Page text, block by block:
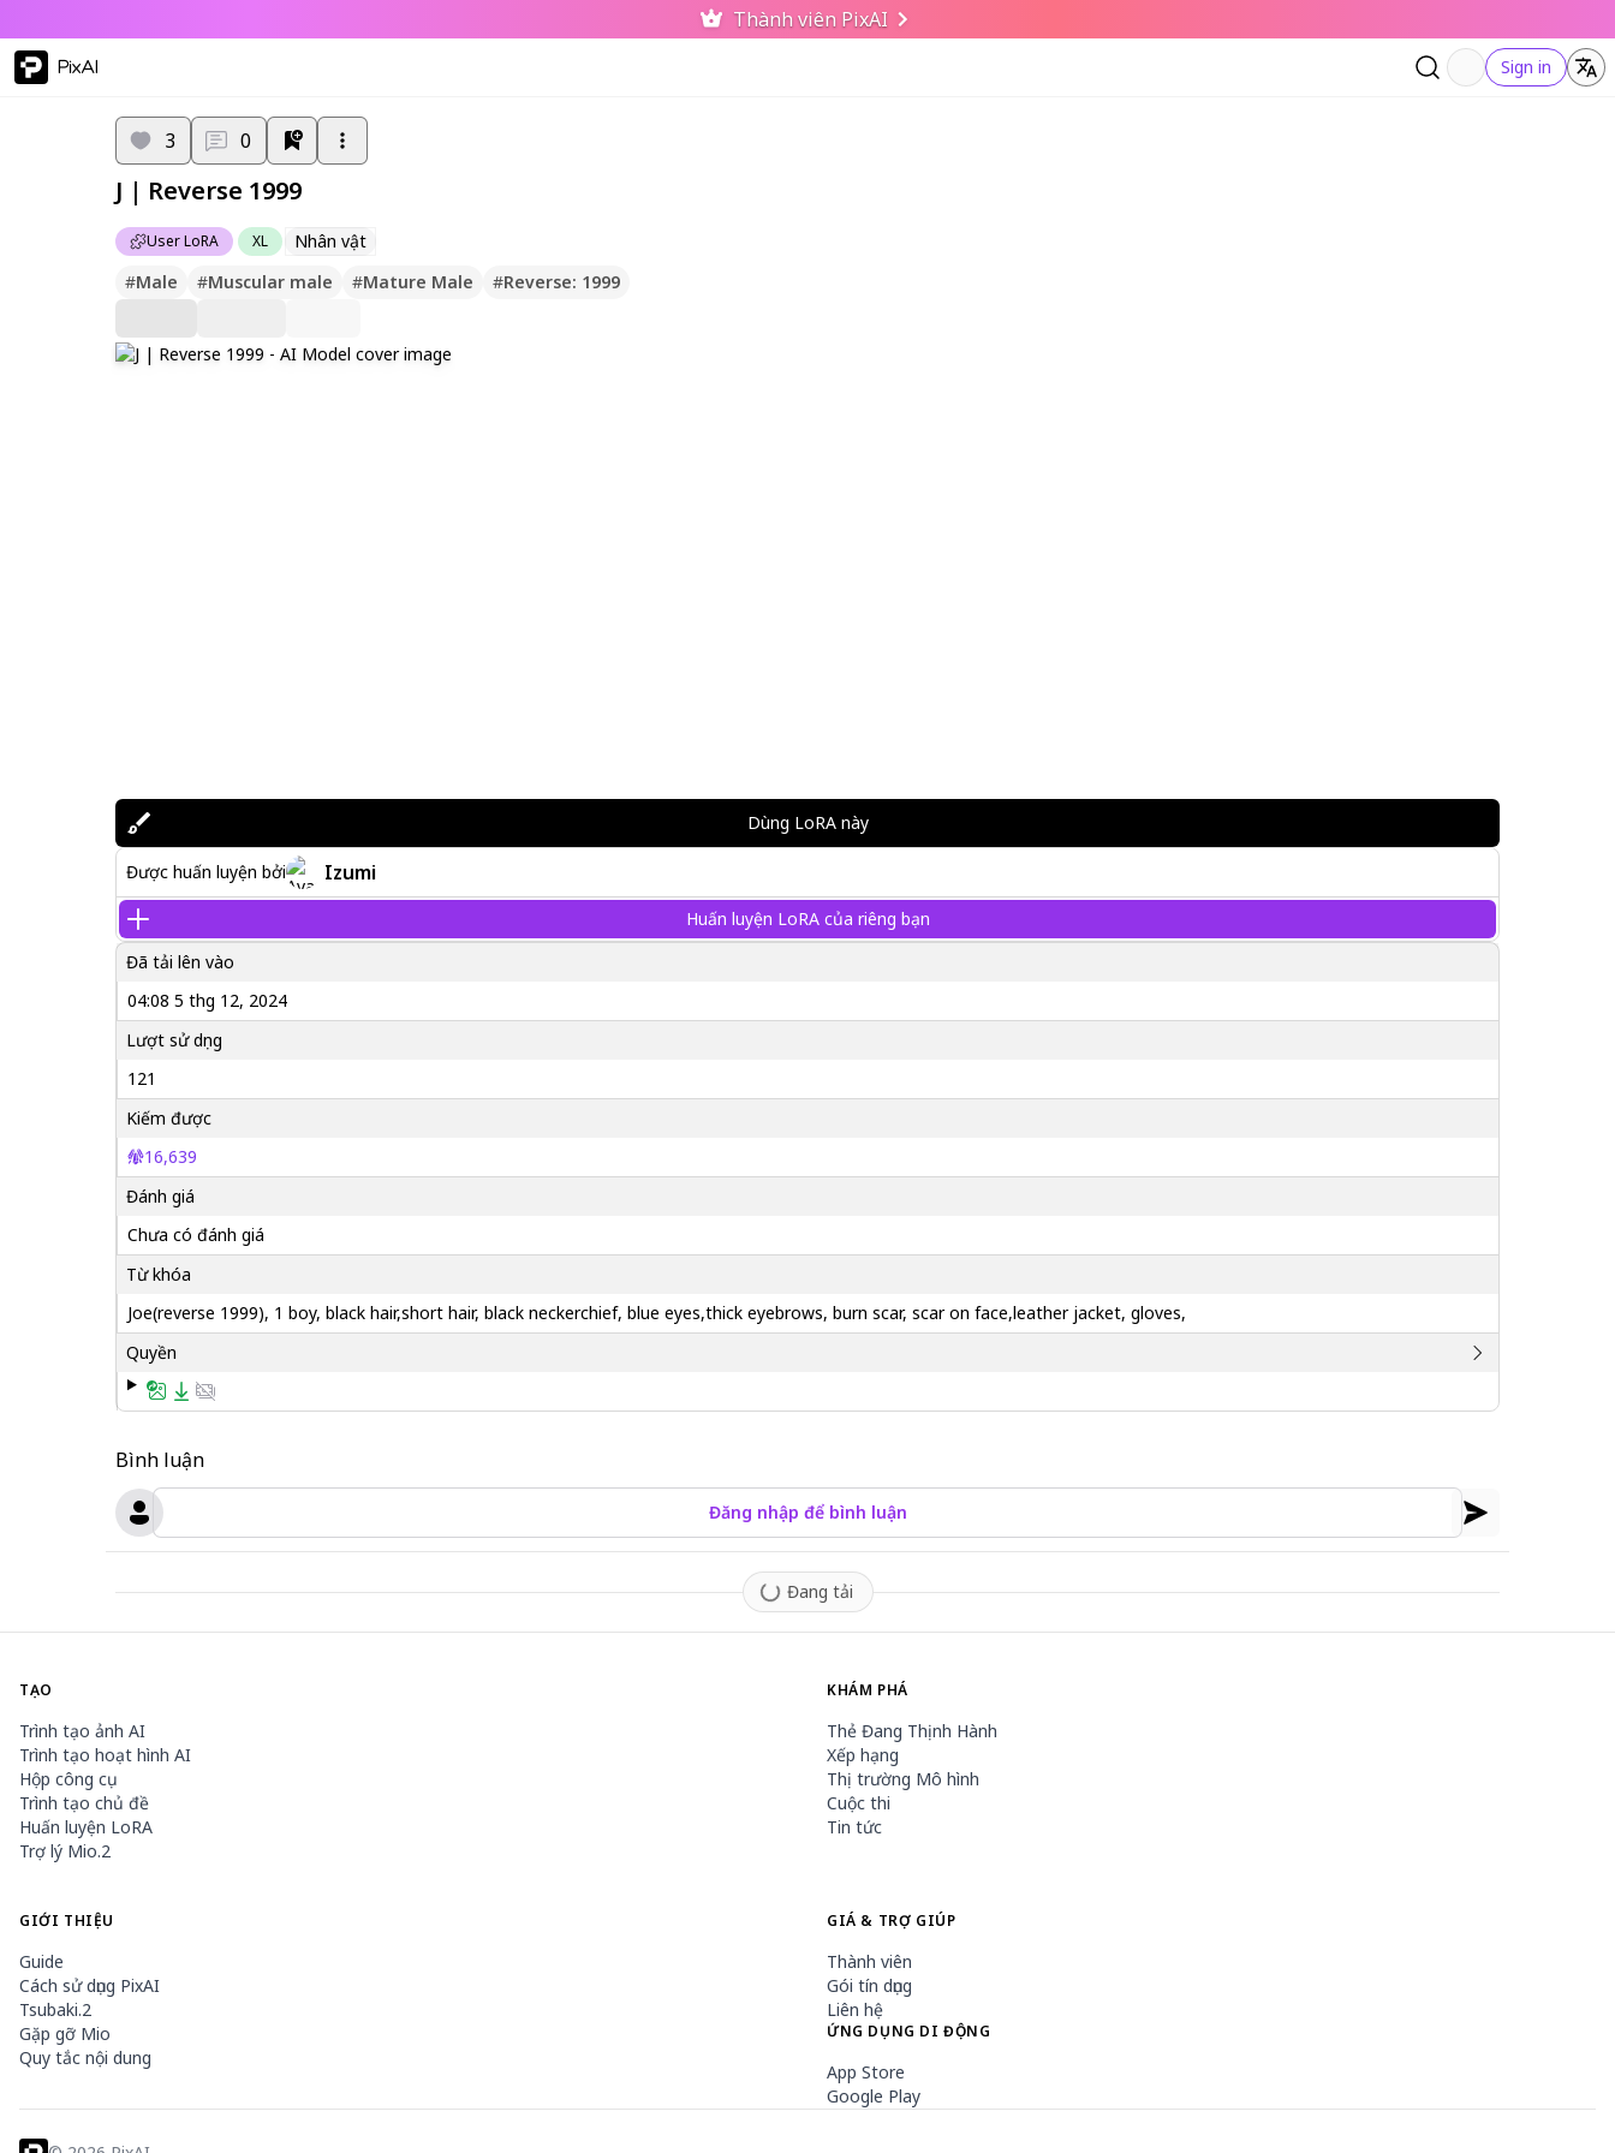
Thành viên PixAI
PixAI Sign in
User LoRA XL Nhân vật
3 0
J | Reverse 1999
#Male #Muscular male #Mature Male #Reverse: 1999
Dùng LoRA này
Được huấn luyện bởi Izumi
Huấn luyện LoRA của riêng bạn
Đã tải lên vào
04:08 5 thg 12, 2024
Lượt sử dụng
121
Kiếm được
16,639
Đánh giá
Chưa có đánh giá
Từ khóa
Joe(reverse 1999), 1 boy, black hair,short hair, black neckerchief, blue eyes,thick eyebrows, burn scar, scar on face,leather jacket, gloves,
Quyền
Bình luận
Đăng nhập để bình luận
Đang tải
TẠO
Trình tạo ảnh AI
Trình tạo hoạt hình AI
Hộp công cụ
Trình tạo chủ đề
Huấn luyện LoRA
Trợ lý Mio.2
KHÁM PHÁ
Thẻ Đang Thịnh Hành
Xếp hạng
Thị trường Mô hình
Cuộc thi
Tin tức
GIỚI THIỆU
Guide
Cách sử dụng PixAI
Tsubaki.2
Gặp gỡ Mio
Quy tắc nội dung
GIÁ & TRỢ GIÚP
Thành viên
Gói tín dụng
Liên hệ
ỨNG DỤNG DI ĐỘNG
App Store
Google Play